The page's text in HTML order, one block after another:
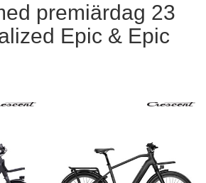
premiärdag 23
Epic & Epic